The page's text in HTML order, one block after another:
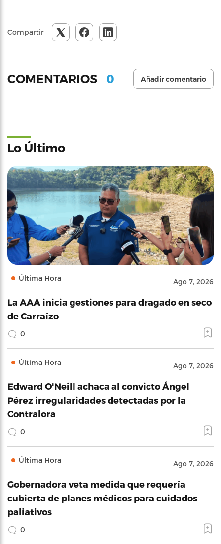
Compartir
COMENTARIOS 0 Añadir comentario
Lo Último
Última Hora Ago 7, 2026
La AAA inicia gestiones para dragado en seco
de Carraízo
0
Última Hora Ago 7, 2026
Edward O'Neill achaca al convicto Ángel
Pérez irregularidades detectadas por la
Contralora
0
Última Hora Ago 7, 2026
Gobernadora veta medida que requería
cubierta de planes médicos para cuidados
paliativos
0